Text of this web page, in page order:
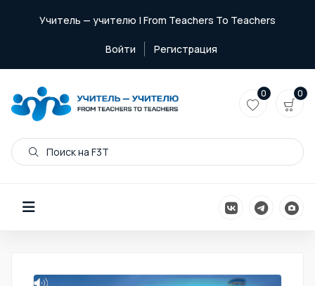
Учитель — учителю | From Teachers To Teachers
Войти Регистрация
Поиск на F3T
0 0